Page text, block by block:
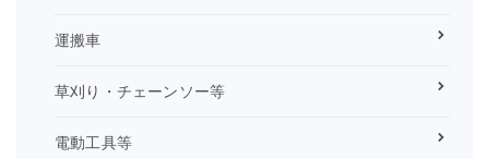
運搬車
草刈り・チェーンソー等
電動工具等